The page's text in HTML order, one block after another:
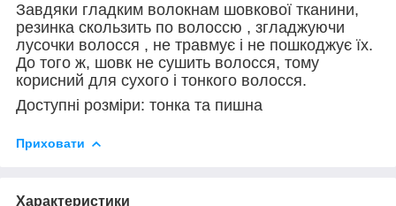
Завдяки гладким волокнам шовкової тканини,
резинка скользить по волоссю , згладжуючи
лусочки волосся , не травмує і не пошкоджує їх.
До того ж, шовк не сушить волосся, тому
корисний для сухого і тонкого волосся.
Доступні розміри: тонка та пишна
Приховати
Характеристики